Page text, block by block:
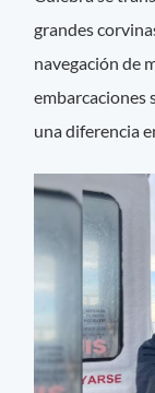
grandes
navegación de
embarcaciones
una diferencia